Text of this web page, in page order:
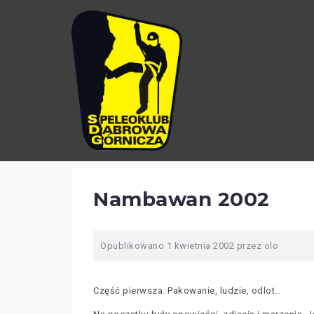
Nambawan 2002
Opublikowano 1 kwietnia 2002 przez olo
Część pierwsza. Pakowanie, ludzie, odlot…